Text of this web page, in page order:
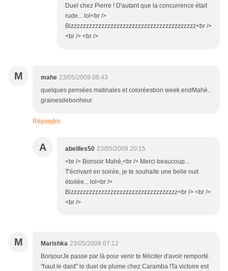
Duel chez Pierre ! D'autant que la concurrence était
rude... lol<br />
Bizzzzzzzzzzzzzzzzzzzzzzzzzzzzzzzzzzzzzzzzz<br />
<br /> <br />
M mahe 23/05/2009 08:43
quelques pensées matinales et coloréesbon week endMahé..
grainesdebonheur
Répondre
A abeilles50 23/05/2009 20:15
<br /> Bonsoir Mahé,<br /> Merci beaucoup...
T'écrivant en soirée, je te souhaite une belle nuit
étoilée... lol<br />
Bizzzzzzzzzzzzzzzzzzzzzzzzzzzzzzzzzzz<br /> <br />
<br />
M Marishka 23/05/2009 07:12
BonjourJe passe par là pour venir te féliciter d'avoir remporté
"haut le dard" le duel de plume chez Caramba !Ta victoire est